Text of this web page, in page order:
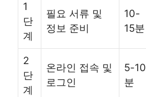
1
단
계
필요 서류 및
정보 준비
10-
15분
2
단
계
온라인 접속 및
로그인
5-10
분